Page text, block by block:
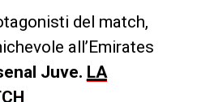
del match,
all’Emirates
Juve. LA